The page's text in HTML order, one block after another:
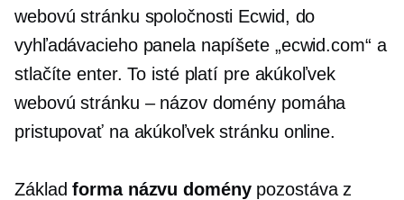
webovú stránku spoločnosti Ecwid, do
vyhľadávacieho panela napíšete „ecwid.com“ a
stlačíte enter. To isté platí pre akúkoľvek
webovú stránku – názov domény pomáha
pristupovať na akúkoľvek stránku online.
Základforma názvu doménypozostáva z